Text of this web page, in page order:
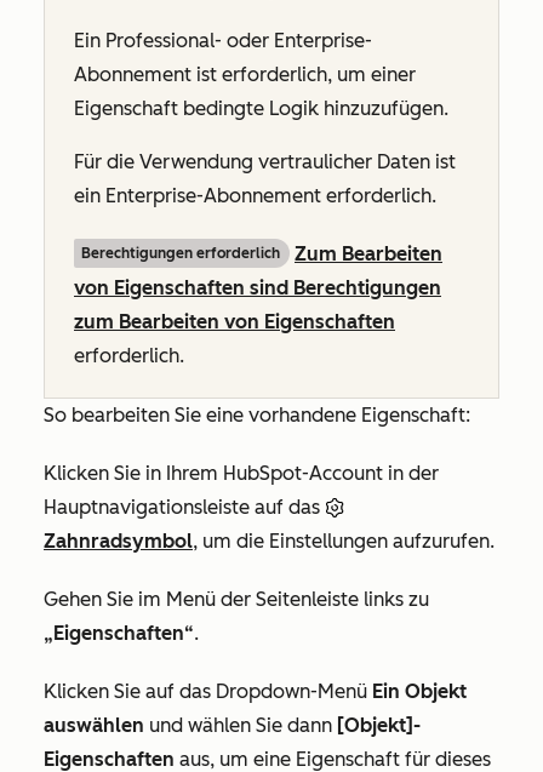
Ein Professional- oder Enterprise-
Abonnement ist erforderlich, um einer
Eigenschaft bedingte Logik hinzuzufügen.
Für die Verwendung vertraulicher Daten ist
ein Enterprise-Abonnement erforderlich.
Berechtigungen erforderlich
Zum Bearbeiten
von Eigenschaften sind Berechtigungen
zum Bearbeiten von Eigenschaften
erforderlich.
So bearbeiten Sie eine vorhandene Eigenschaft:
Klicken Sie in Ihrem HubSpot-Account in der
Hauptnavigationsleiste auf das
Zahnradsymbol, um die Einstellungen aufzurufen.
Gehen Sie im Menü der Seitenleiste links zu
„Eigenschaften“.
Klicken Sie auf das Dropdown-Menü Ein Objekt
auswählen und wählen Sie dann [Objekt]-
Eigenschaften aus, um eine Eigenschaft für dieses